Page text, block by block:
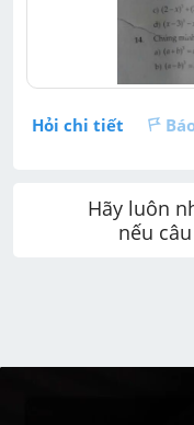
Hỏi chi tiết
Hãy luôn
nếu